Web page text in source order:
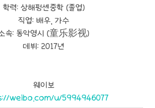
학력: 상해펑셴중학 (졸업)
직업: 배우, 가수
속: 동악영시 (童乐影视)
데뷔: 2017년
웨이보
weibo.com/u/5994946077